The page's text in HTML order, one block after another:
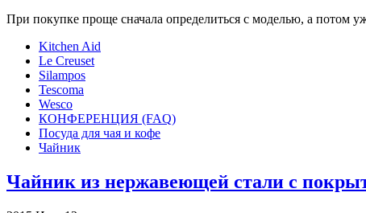
При покупке проще сначала определиться с моделью, а потом
Kitchen Aid
Le Creuset
Silampos
Tescoma
Wesco
КОНФЕРЕНЦИЯ (FAQ)
Посуда для чая и кофе
Чайник
Чайник из нержавеющей стали с